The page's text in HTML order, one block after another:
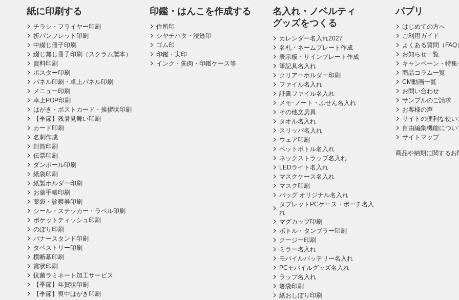
紙に印刷する
チラシ・フライヤー印刷
折パンフレット印刷
中綴じ冊子印刷
綴じ無し冊子印刷（スクラム製本）
資料印刷
ポスター印刷
パネル印刷・卓上パネル印刷
メニュー印刷
卓上POP印刷
はがき・ポストカード・挨拶状印刷
【季節】残暑見舞い印刷
カード印刷
名刺作成
封筒印刷
伝票印刷
ダンボール印刷
紙袋印刷
紙製ホルダー印刷
お薬手帳印刷
薬袋・診察券印刷
シール・ステッカー・ラベル印刷
ポケットティッシュ印刷
のぼり印刷
バナースタンド印刷
タペストリー印刷
横断幕印刷
賞状印刷
抗菌ラミネート加工サービス
【季節】年賀状印刷
【季節】喪中はがき印刷
印鑑・はんこを作成する
住所印
シヤチハタ・浸透印
ゴム印
印鑑・実印
インク・朱肉・印鑑ケース等
名入れ・ノベルティ
グッズをつくる
カレンダー名入れ2027
名札・ネームプレート作成
表示板・サインプレート作成
筆記具名入れ
クリアーホルダー印刷
ファイル名入れ
証書ファイル名入れ
メモ･ノート・ふせん名入れ
その他文房具
タオル名入れ
スリッパ名入れ
ウェア印刷
ペットボトル名入れ
ネックストラップ名入れ
LEDライト名入れ
マスクケース名入れ
マスク印刷
バッグ オリジナル名入れ
タブレットPCケース・ポーチ名入
れ
マグカップ印刷
ボトル・タンブラー印刷
クージー印刷
ミラー名入れ
モバイルバッテリー名入れ
PCモバイルグッズ名入れ
ラップ名入れ
箸袋印刷
紙おしぼり印刷
パプリ
はじめての方へ
ご利用ガイド
よくある質問（FAQ
お知らせ一覧
キャンペーン・特集
商品コラム一覧
CM動画一覧
お問い合わせ
サンプルのご請求
お客様の声
サイトの便利な使い
自由編集機能につい
サイトマップ
商品や納期に関する